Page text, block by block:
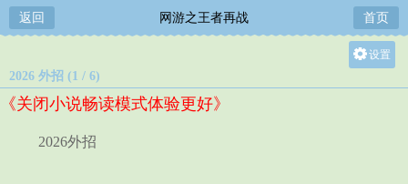
返回 网游之王者再战 首页
设置
2026 外招 (1 / 6)
《关闭小说畅读模式体验更好》
2026外招